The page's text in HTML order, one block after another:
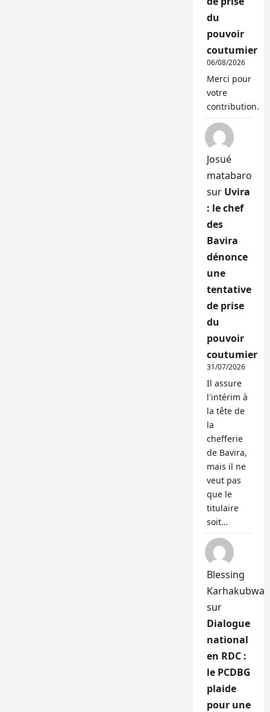
du
pouvoir
coutumier
06/08/2026
Merci pour
votre
contribution.
Josué
matabaro
sur Uvira
: le chef
des
Bavira
dénonce
une
tentative
de prise
du
pouvoir
coutumier
31/07/2026
Il assure
l'intérim à
la tête de
la
chefferie
de Bavira,
mais il ne
veut pas
que le
titulaire
soit…
Blessing
Karhakubwa
sur
Dialogue
national
en RDC :
le PCDBG
plaide
pour une